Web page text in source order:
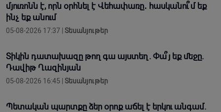
մյուռոնն է, որն օրհնել է Վեհափառը․ հասկանու՞մ եք
ինչ եք անում
05-08-2026 17:37 | Տեսանյութեր
Տիկին դատախազը թող գա այստեղ. Փա՞յ եք մեջը.
Դավիթ Ղազինյան
05-08-2026 16:45 | Տեսանյութեր
Պետական պարտքը ձեր օրոք աճել է երկու անգամ.